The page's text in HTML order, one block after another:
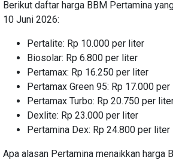
Berikut daftar harga BBM Pertamina
10 Juni 2026:
Pertalite: Rp 10.000 per liter
Biosolar: Rp 6.800 per liter
Pertamax: Rp 16.250 per liter
Pertamax Green 95: Rp 17.000
Pertamax Turbo: Rp 20.750 per
Dexlite: Rp 23.000 per liter
Pertamina Dex: Rp 24.800 per liter
Apa alasan Pertamina menaikkan harga